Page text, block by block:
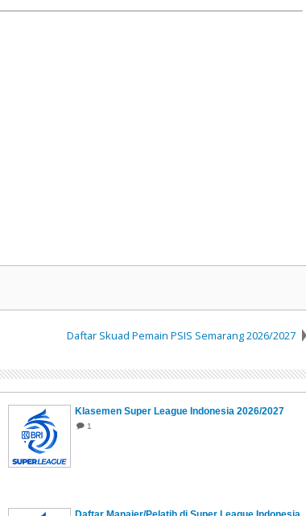
Daftar Skuad Pemain PSIS Semarang 2026/2027
Klasemen Super League Indonesia 2026/2027
1